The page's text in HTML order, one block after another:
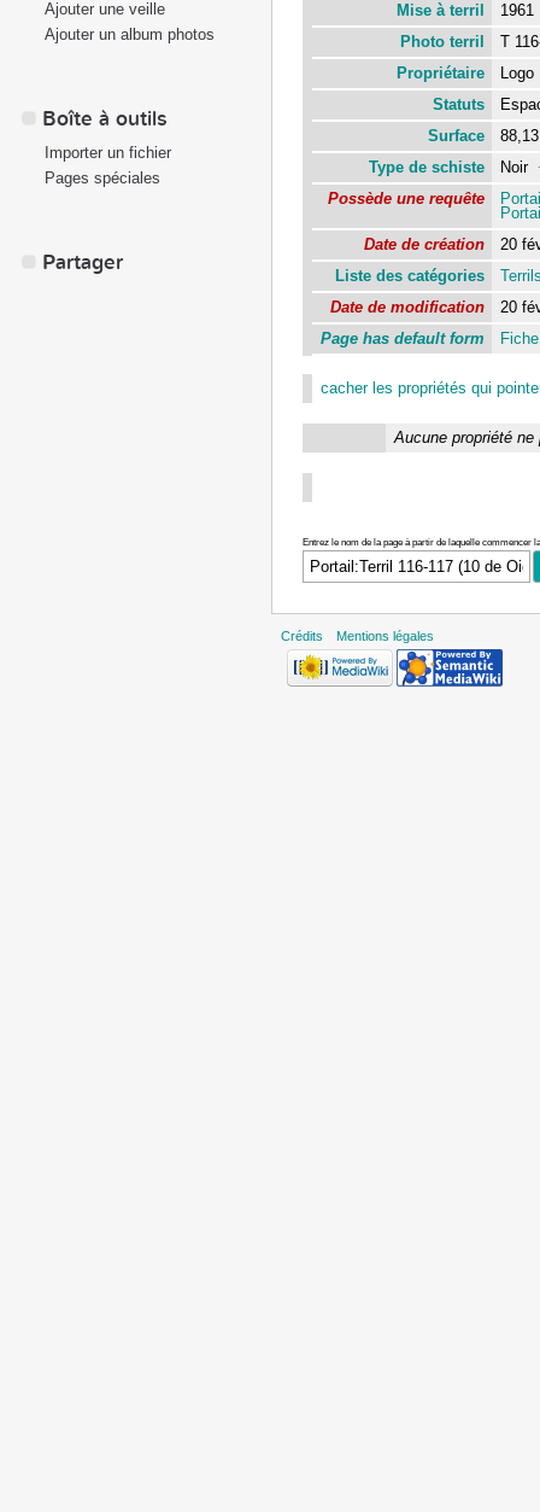
Mise à terril
Photo terril
T
Propriétaire
Statuts
Surface
Type de schiste
Noir
Possède une requête
Date de création
20
Liste des catégories
Date de modification
20
Page has default form
cacher les propriétés qui
Aucune propriété
Entrez le nom de la page à partir de laquelle commencer
Ajouter une veille
Ajouter un album photos
Boîte à outils
Importer un fichier
Pages spéciales
Partager
Crédits Mentions légales